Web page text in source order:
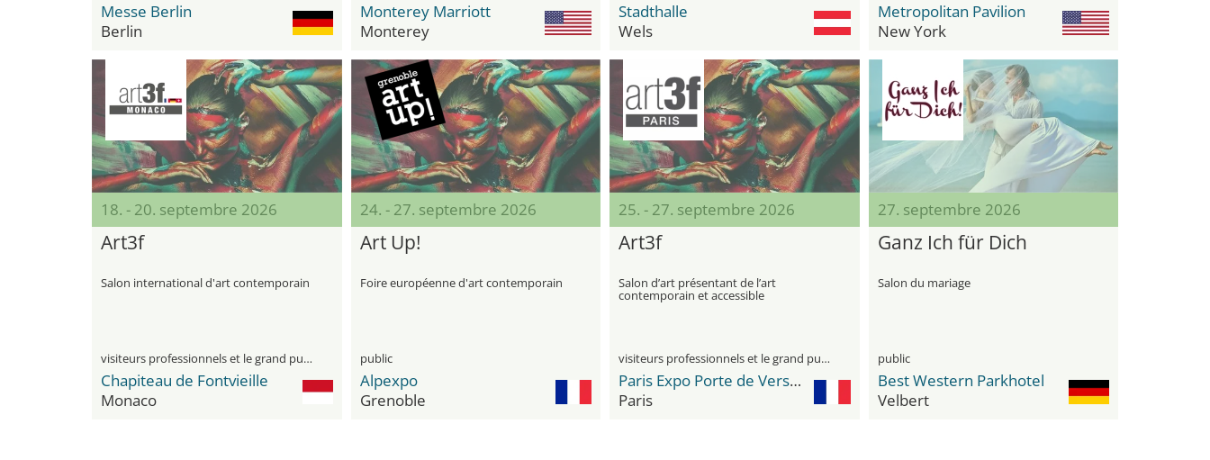
Messe Berlin
Berlin
Monterey Marriott
Monterey
Stadthalle
Wels
Metropolitan Pavilion
New York
18. - 20. septembre 2026
Art3f
Salon international d'art contemporain
visiteurs professionnels et le grand public
Chapiteau de Fontvieille
Monaco
24. - 27. septembre 2026
Art Up!
Foire européenne d'art contemporain
public
Alpexpo
Grenoble
25. - 27. septembre 2026
Art3f
Salon d’art présentant de l’art
contemporain et accessible
visiteurs professionnels et le grand public
Paris Expo Porte de Versailles
Paris
27. septembre 2026
Ganz Ich für Dich
Salon du mariage
public
Best Western Parkhotel
Velbert